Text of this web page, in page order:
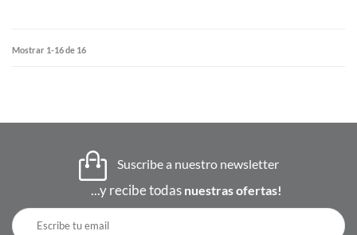
Mostrar 1-16 de 16
Suscribe a nuestro newsletter
...y recibe todas nuestras ofertas!